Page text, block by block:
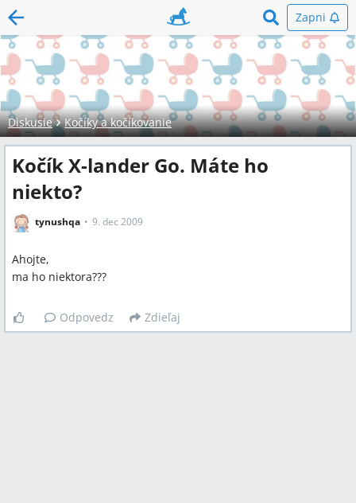
Zapni
Diskusie Kočíky a kočíkovanie
Kočík X-lander Go. Máte ho
niekto?
tynushqa 9. dec 2009
Ahojte,
ma ho niektora???
Odpovedz Zdieľaj